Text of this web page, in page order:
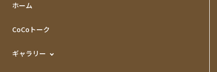
ホーム
CoCoトーク
ギャラリー